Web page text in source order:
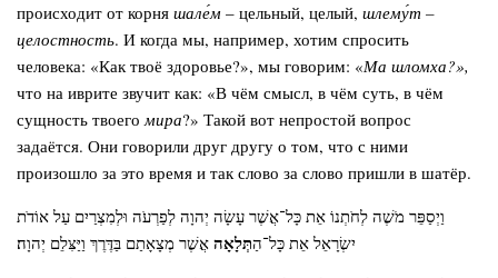
происходит от корня шале́м – цельный, целый, шлему́т –
целостность. И когда мы, например, хотим спросить
человека: «Как твоё здоровье?», мы говорим: «Ма шломха?»,
что на иврите звучит как: «В чём смысл, в чём суть, в чём
сущность твоегомира?» Такой вот непростой вопрос
задаётся. Они говорили друг другу о том, что с ними
произошло за это время и так слово за слово пришли в шатёр.
וַיְסַפֵּר מֹשֶׁה לְחֹתְנוֹ אֵת כָּל־אֲשֶׁר עָשָׂה יְהוָה לְפַרְעֹה וּלְמִצְרַיִם עַל אוֹדֹת
יִשְׂרָאֵל אֵת כָּל־הַתְּלָאָה אֲשֶׁר מְצָאָתַם בַּדֶּרֶךְ וַיַּצִּלֵם יְהוָה׃